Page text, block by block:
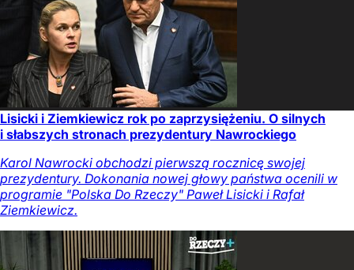
Lisicki i Ziemkiewicz rok po zaprzysiężeniu. O silnych
i słabszych stronach prezydentury Nawrockiego
Karol Nawrocki obchodzi pierwszą rocznicę swojej
prezydentury. Dokonania nowej głowy państwa ocenili w
programie "Polska Do Rzeczy" Paweł Lisicki i Rafał
Ziemkiewicz.